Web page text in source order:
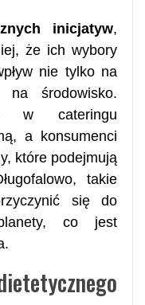
inicjatyw,
że ich wybory
nie tylko na
środowisko.
w cateringu
a konsumenci
które podejmują
takie
się do
co jest